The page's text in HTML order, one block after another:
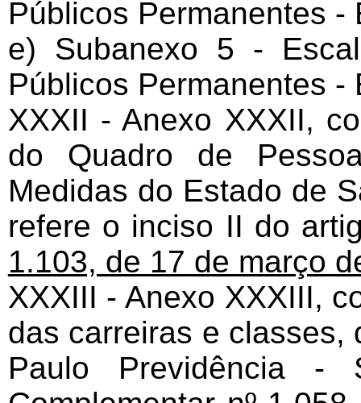
Públicos Permanentes -
e) Subanexo 5 -
Públicos Permanentes -
XXXII - Anexo XXXII,
do Quadro de
Medidas do Estado de
refere o inciso II do
1.103, de 17 de março
XXXIII - Anexo XXXIII,
das carreiras e classes,
Paulo Previdência -